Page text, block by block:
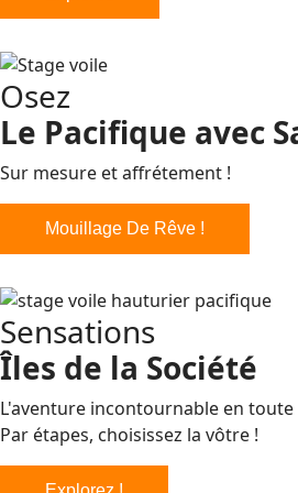
Osez
Le Pacifique avec
Sur mesure et affrétement !
Mouillage De Rêve !
Sensations
Îles de la Société
L'aventure incontournable en toute
Par étapes, choisissez la vôtre !